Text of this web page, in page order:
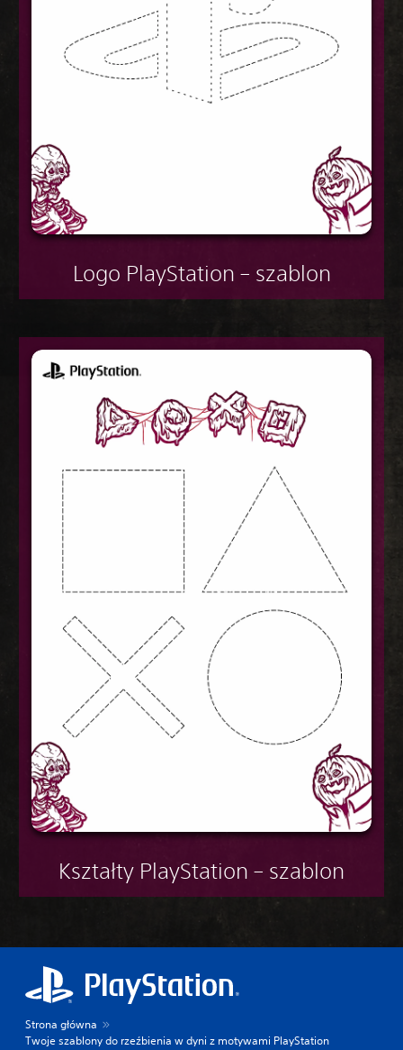
Logo PlayStation – szablon
Kształty PlayStation – szablon
Strona główna
Twoje szablony do rzeźbienia w dyni z motywami PlayStation